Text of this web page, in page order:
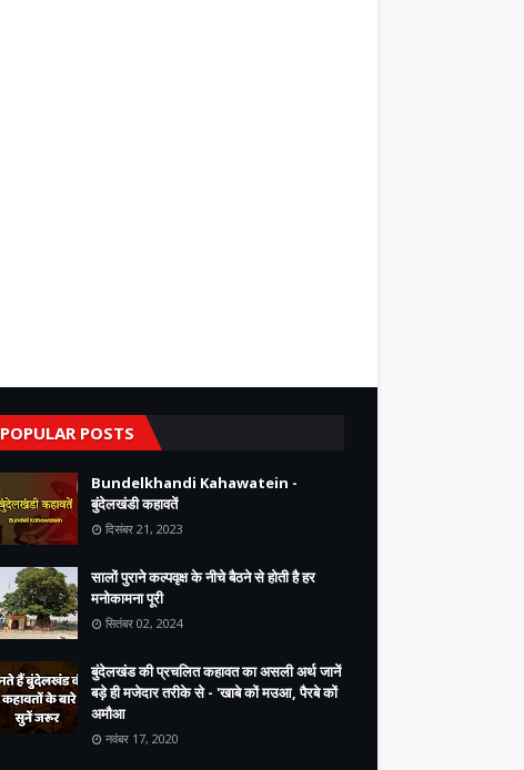
POPULAR POSTS
Bundelkhandi Kahawatein -
बुंदेलखंडी कहावतें
दिसंबर 21, 2023
सालों पुराने कल्पवृक्ष के नीचे बैठने से होती है हर
मनोकामना पूरी
सितंबर 02, 2024
बुंदेलखंड की प्रचलित कहावत का असली अर्थ जानें
बड़े ही मजेदार तरीके से - 'खाबे कों मउआ, पैरबे कों
अमौआ
नवंबर 17, 2020